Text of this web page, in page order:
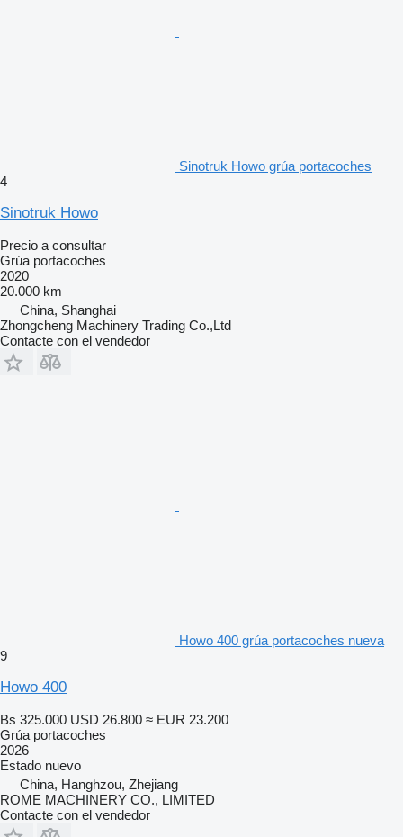
Sinotruk Howo grúa portacoches
4
Sinotruk Howo
Precio a consultar
Grúa portacoches
2020
20.000 km
China, Shanghai
Zhongcheng Machinery Trading Co.,Ltd
Contacte con el vendedor
Howo 400 grúa portacoches nueva
9
Howo 400
Bs 325.000 USD 26.800 ≈ EUR 23.200
Grúa portacoches
2026
Estado nuevo
China, Hanghzou, Zhejiang
ROME MACHINERY CO., LIMITED
Contacte con el vendedor